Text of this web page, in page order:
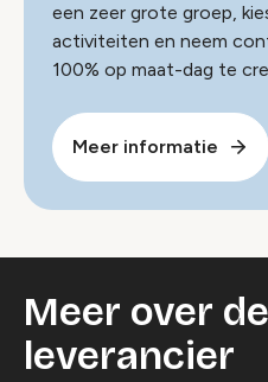
een zeer grote groep,
activiteiten en neem
100% op maat-dag te
Meer informatie
Meer over
leverancier